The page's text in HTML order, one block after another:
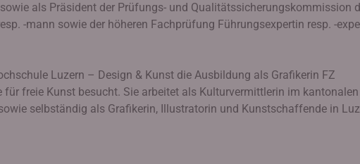
als Präsident der Prüfungs- und Qualitätssicherungskommission
-mann sowie der höheren Fachprüfung Führungsexpertin resp. -
Luzern – Design & Kunst die Ausbildung als Grafikerin FZ
für freie Kunst besucht. Sie arbeitet als Kulturvermittlerin im kantonalen
selbständig als Grafikerin, Illustratorin und Kunstschaffende in